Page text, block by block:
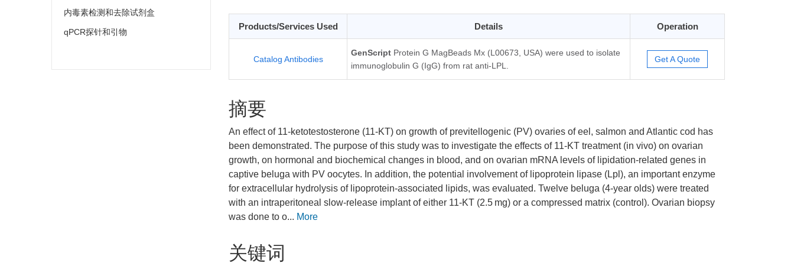
内毒素检测和去除试剂盒
qPCR探针和引物
Products/Services Used Details Operation
Catalog Antibodies
GenScript Protein G MagBeads Mx (L00673, USA) were used to isolate
immunoglobulin G (IgG) from rat anti-LPL.
Get A Quote
摘要
An effect of 11-ketotestosterone (11-KT) on growth of previtellogenic (PV) ovaries of eel, salmon and Atlantic cod has
been demonstrated. The purpose of this study was to investigate the effects of 11-KT treatment (in vivo) on ovarian
growth, on hormonal and biochemical changes in blood, and on ovarian mRNA levels of lipidation-related genes in
captive beluga with PV oocytes. In addition, the potential involvement of lipoprotein lipase (Lpl), an important enzyme
for extracellular hydrolysis of lipoprotein-associated lipids, was evaluated. Twelve beluga (4-year olds) were treated
with an intraperitoneal slow-release implant of either 11-KT (2.5 mg) or a compressed matrix (control). Ovarian biopsy
was done to o... More
关键词